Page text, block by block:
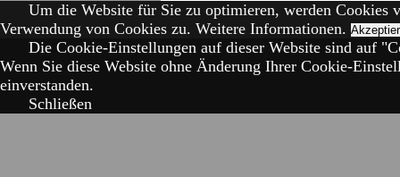
Um die Website für Sie zu optimieren, werden Cookies
Verwendung von Cookies zu. Weitere Informationen.
Die Cookie-Einstellungen auf dieser Website sind auf
Wenn Sie diese Website ohne Änderung Ihrer Cookie-
einverstanden.
Schließen